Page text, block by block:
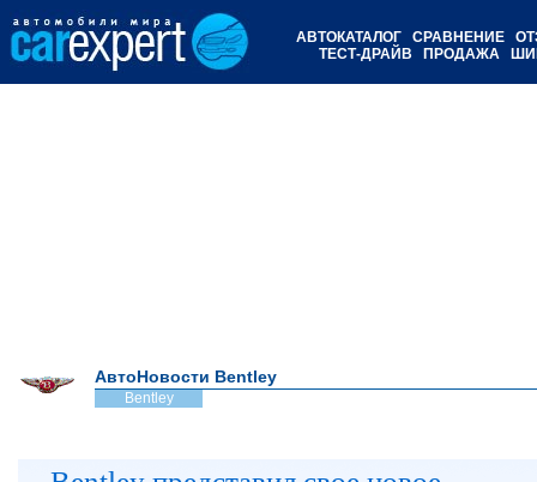
АВТОКАТАЛОГ СРАВНЕНИЕ
ТЕСТ-ДРАЙВ
ПРОДАЖА
АвтоНовости Bentley
Bentley